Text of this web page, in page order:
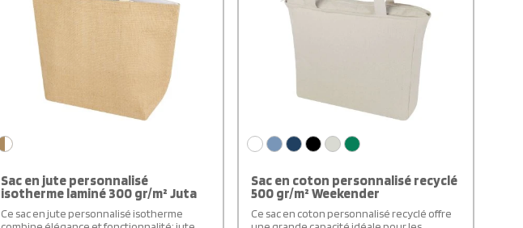
Sac en jute personnalisé
isotherme laminé 300 gr/m² Juta
Ce sac en jute personnalisé isotherme
Sac en coton personnalisé recyclé
500 gr/m² Weekender
Ce sac en coton personnalisé recyclé offre